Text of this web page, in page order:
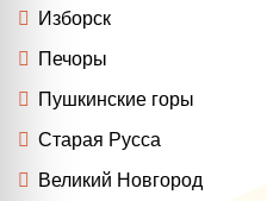
Изборск
Печоры
Пушкинские горы
Старая Русса
Великий Новгород